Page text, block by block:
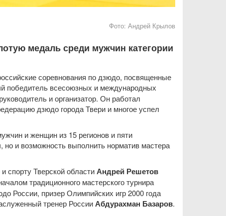
Фото: Андрей Крылов
медаль среди мужчин категории
соревнования по дзюдо, посвященные
победитель всесоюзных и международных
и организатор. Он работал
дзюдо города Твери и многое успел
и женщин из 15 регионов и пяти
и возможность выполнить норматив мастера
спорту Тверской областиАндрей Решетов
традиционного мастерского турнира
России, призер Олимпийских игр 2000 года
тренер РоссииАбдурахман Базаров.